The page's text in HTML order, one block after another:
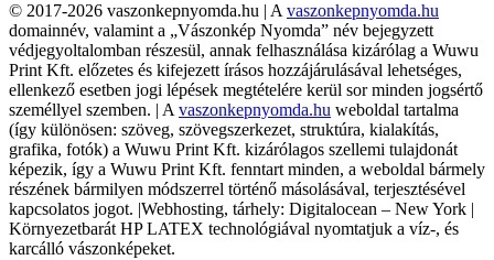
© 2017-2026 vaszonkepnyomda.hu | A vaszonkepnyomda.hu
domainnév, valamint a „Vászonkép Nyomda” név bejegyzett
védjegyoltalomban részesül, annak felhasználása kizárólag a Wuwu
Print Kft. előzetes és kifejezett írásos hozzájárulásával lehetséges,
ellenkező esetben jogi lépések megtételére kerül sor minden jogsértő
személlyel szemben. | A vaszonkepnyomda.hu weboldal tartalma
(így különösen: szöveg, szövegszerkezet, struktúra, kialakítás,
grafika, fotók) a Wuwu Print Kft. kizárólagos szellemi tulajdonát
képezik, így a Wuwu Print Kft. fenntart minden, a weboldal bármely
részének bármilyen módszerrel történő másolásával, terjesztésével
kapcsolatos jogot. |Webhosting, tárhely: Digitalocean – New York |
Környezetbarát HP LATEX technológiával nyomtatjuk a víz-, és
karcálló vászonképeket.